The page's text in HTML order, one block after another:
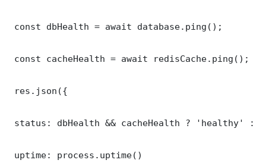
const dbHealth = await database.ping();
const cacheHealth = await redisCache.ping();
res.json({
status: dbHealth && cacheHealth ? 'healthy' :
uptime: process.uptime()